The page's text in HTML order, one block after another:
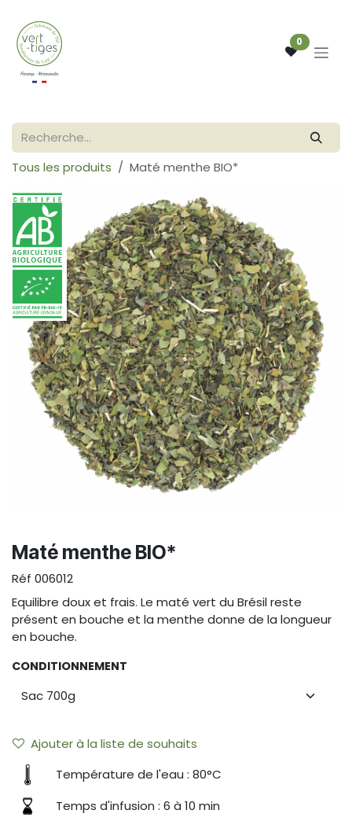
0
Tous les produits Maté menthe BIO*
Maté menthe BIO*
Réf 006012
Equilibre doux et frais. Le maté vert du Brésil reste
présent en bouche et la menthe donne de la longueur
en bouche.
CONDITIONNEMENT
Ajouter à la liste de souhaits
Température de l'eau : 80°C
Temps d'infusion : 6 à 10 min